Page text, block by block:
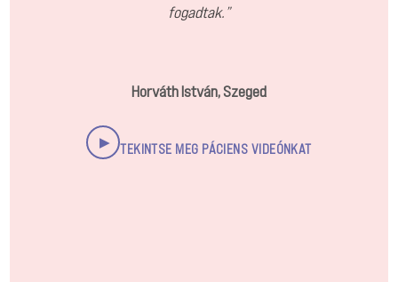
fogadtak.”
Horváth István, Szeged
▶ TEKINTSE MEG PÁCIENS VIDEÓNKAT